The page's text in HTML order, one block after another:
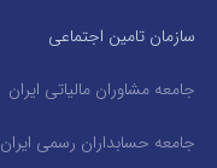
سازمان تامین اجتماعی
جامعه مشاوران مالیاتی ایران
جامعه حسابداران رسمی ایران